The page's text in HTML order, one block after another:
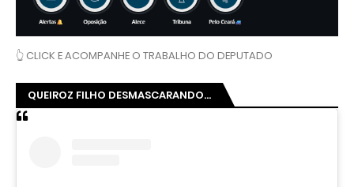
👆 CLICK E ACOMPANHE O TRABALHO DO DEPUTADO
QUEIROZ FILHO DESMASCARANDO...